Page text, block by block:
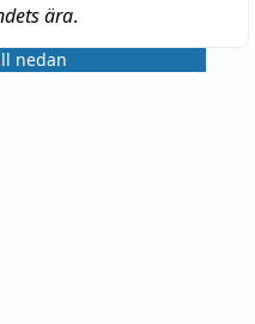
ära.
nedan